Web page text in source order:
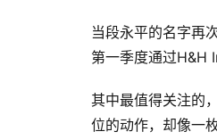
当段永平的名字再
第一季度通过H&H
其中最值得关注的
位的动作，却像一